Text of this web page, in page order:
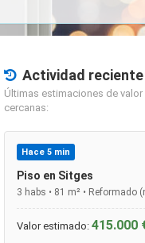
Actividad
Últimas estimaciones de
cercanas:
Hace 5 min
Piso en Sitges
3 habs • 81 m² •
Valor estimado: 415.000